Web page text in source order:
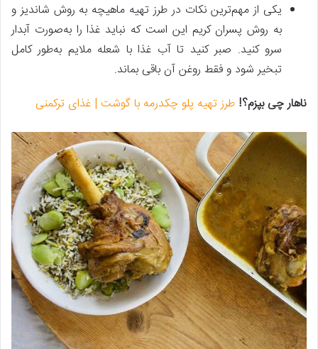
یکی از مهم‌ترین نکات در طرز تهیه ماهیچه به روش شاندیز و
به روش پسران کریم این است که نباید غذا را به‌صورت آبدار
سرو کنید. صبر کنید تا آب غذا با شعله ملایم به‌طور کامل
تبخیر شود و فقط روغن آن باقی بماند.
ناهار چی بپزم؟! طرز تهیه پلو چکدرمه با گوشت | غذای ترکمنی